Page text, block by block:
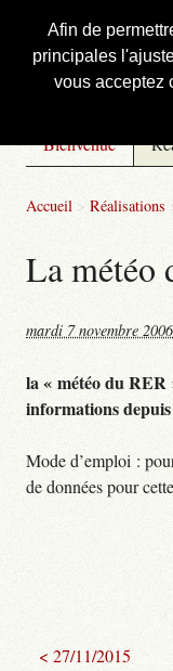
Afin de
principales
vous acceptez
Courbis,
Bienvenue
Accueil > Réalisations
La météo
mardi 7 novembre 2006
la « météo du RER
informations
Mode d’emploi :
de données pour
< 27/11/2015